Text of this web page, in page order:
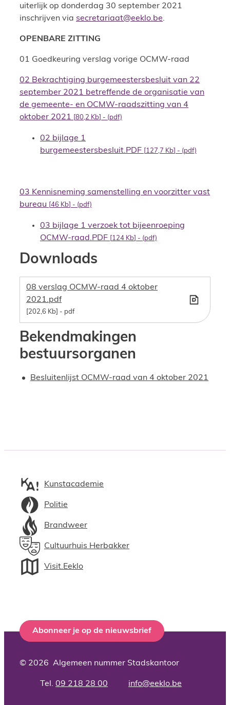
uiterlijk op donderdag 30 september 2021
inschrijven via secretariaat@eeklo.be.
OPENBARE ZITTING
01 Goedkeuring verslag vorige OCMW-raad
02 Bekrachtiging burgemeestersbesluit van 22
september 2021 betreffende de organisatie van
de gemeente- en OCMW-raadszitting van 4
oktober 2021
80,2 Kb (pdf)
02 bijlage 1
burgemeestersbesluit.PDF
127,7 Kb (pdf)
03 Kennisneming samenstelling en voorzitter vast
bureau
46 Kb (pdf)
03 bijlage 1 verzoek tot bijeenroeping
OCMW-raad.PDF
124 Kb (pdf)
Downloads
08 verslag OCMW-raad 4 oktober
2021.pdf
202,6 Kb pdf
Bekendmakingen
bestuursorganen
Besluitenlijst OCMW-raad van 4 oktober 2021
Kunstacademie
Politie
Brandweer
Cultuurhuis Herbakker
Visit.Eeklo
Abonneer je op de nieuwsbrief
© 2026 Algemeen nummer Stadskantoor
09 218 28 00 info@eeklo.be